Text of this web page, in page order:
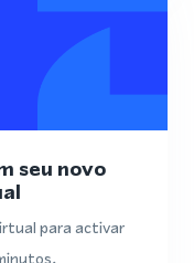
seu novo
para activar